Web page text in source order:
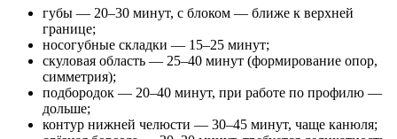
губы — 20–30 минут, с блоком — ближе к верхней
границе;
носогубные складки — 15–25 минут;
скуловая область — 25–40 минут (формирование опор,
симметрия);
подбородок — 20–40 минут, при работе по профилю —
дольше;
контур нижней челюсти — 30–45 минут, чаще канюля;